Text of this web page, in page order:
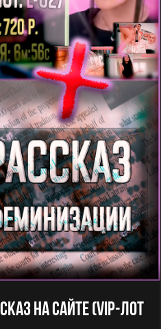
На Сайте (VIP-Лот